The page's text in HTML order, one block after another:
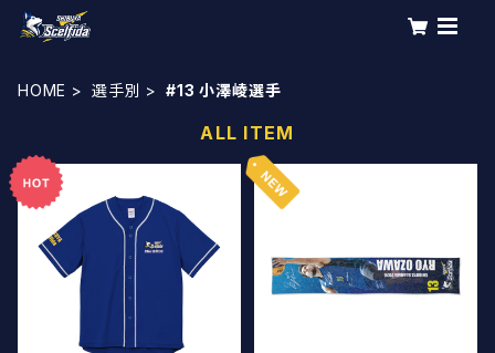
HOME 選手別 #13 小澤崚選手
ALL ITEM